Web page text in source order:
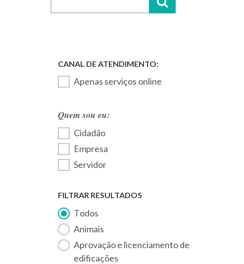
Apenas serviços online
Quem sou eu:
Cidadão
Empresa
Servidor
FILTRAR RESULTADOS
Todos
Animais
Aprovação e licenciamento de
edificações